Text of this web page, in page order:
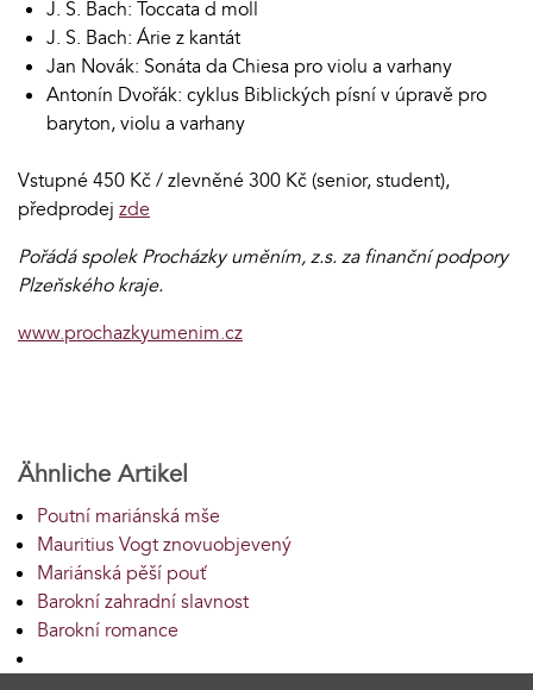
J. S. Bach: Toccata d moll
J. S. Bach: Árie z kantát
Jan Novák: Sonáta da Chiesa pro violu a varhany
Antonín Dvořák: cyklus Biblických písní v úpravě pro
baryton, violu a varhany
Vstupné 450 Kč / zlevněné 300 Kč (senior, student),
předprodej zde
Pořádá spolek Procházky uměním, z.s. za finanční podpory
Plzeňského kraje.
www.prochazkyumenim.cz
Ähnliche Artikel
Poutní mariánská mše
Mauritius Vogt znovuobjevený
Mariánská pěší pouť
Barokní zahradní slavnost
Barokní romance